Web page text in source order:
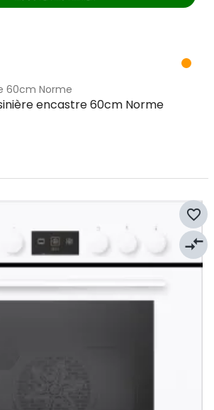
60cm Norme
encastre 60cm Norme
favorite_border
compare_arrows